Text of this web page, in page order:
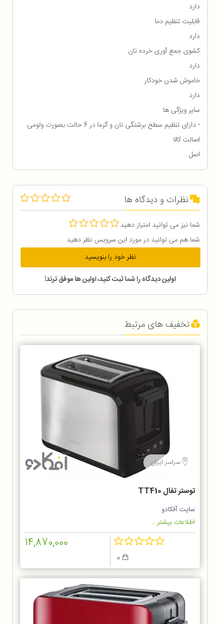
دارد
قابلیت تنظیم دما
دارد
کشوی جمع آوری خرده نان
دارد
خاموش شدن خودکار
دارد
سایر ویژگی ها
- دارای تنظیم سطح برشتگی نان و گرما در 6 حالت بصورت ولومی
اصالت کالا
اصل
نظرات و دیدگاه ها
شما نیز می توانید امتیاز دهید
شما هم می توانید در مورد این سرویس نظر دهید
نظر خود را بنویسید
اولین دیدگاه را شما ثبت کنید، اولین ها موفق ترند!
تخفیف های مرتبط
سراسر ایران
توستر تفال TT410
سایت آفکادو
اطلاعات بیشتر...
14,870,000